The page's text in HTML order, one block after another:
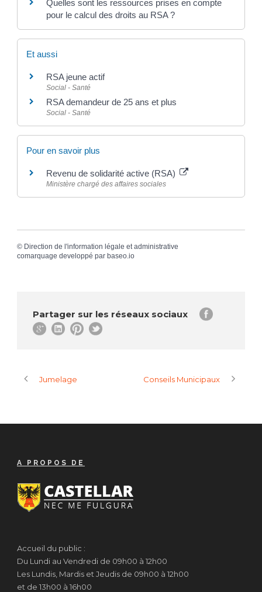
Quelles sont les ressources prises en compte
pour le calcul des droits au RSA ?
Et aussi
RSA jeune actif
Social - Santé
RSA demandeur de 25 ans et plus
Social - Santé
Pour en savoir plus
Revenu de solidarité active (RSA)
Ministère chargé des affaires sociales
© Direction de l'information légale et administrative
comarquage developpé par baseo.io
Partager sur les réseaux sociaux
Jumelage Conseils Municipaux
A PROPOS DE
Accueil du public :
Du Lundi au Vendredi de 09h00 à 12h00
Les Lundis, Mardis et Jeudis de 09h00 à 12h00
et de 13h00 à 16h00